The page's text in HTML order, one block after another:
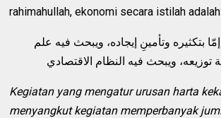
rahimahullah, ekonomi secara istilah adalah:
بتكثيره وتأمينِ إيجاده، ويبحث فيه علم
توزيعه، ويبحث فيه النظام الاقتصادي
Kegiatan yang mengatur urusan harta
menyangkut kegiatan memperbanyak